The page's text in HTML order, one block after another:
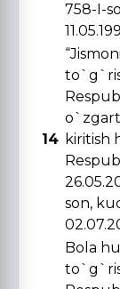
758-I-
14 kiritish
son,
Bola